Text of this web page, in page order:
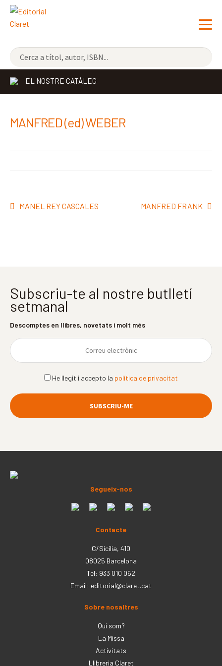
NOVETATS
ELS MÉS VENUTS
EL NOSTRE CATÀLEG
MANFRED (ed) WEBER
Navegació
Entrada
MANEL REY CASCALES
Pròxima
MANFRED FRANK
Subscriu-te al nostre butlletí
setmanal
Descomptes en llibres, novetats i molt més
He llegit i accepto la política de privacitat
Segueix-nos
Contacte
C/Sicília, 410
08025 Barcelona
Tel: 933 010 062
Email: editorial@claret.cat
Sobre nosaltres
Qui som?
La Missa
Activitats
Llibreria Claret